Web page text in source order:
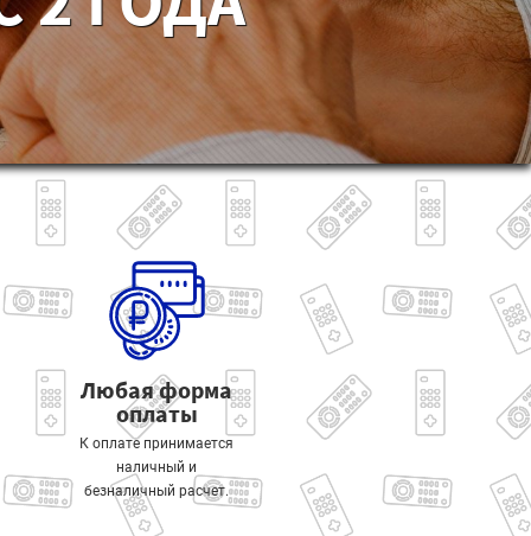
Любая форма
оплаты
К оплате принимается
наличный и
безналичный расчет.